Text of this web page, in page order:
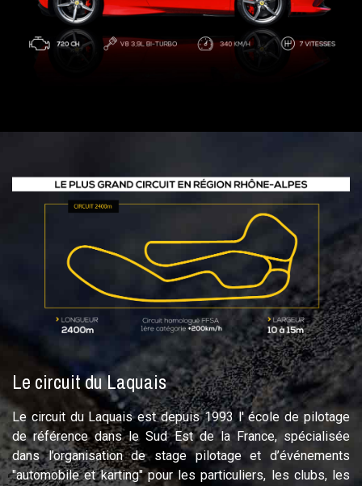
Le circuit du Laquais
Le circuit du Laquais est depuis 1993 l' école de pilotage
de référence dans le Sud Est de la France, spécialisée
dans l’organisation de stage pilotage et d’événements
"automobile et karting" pour les particuliers, les clubs, les